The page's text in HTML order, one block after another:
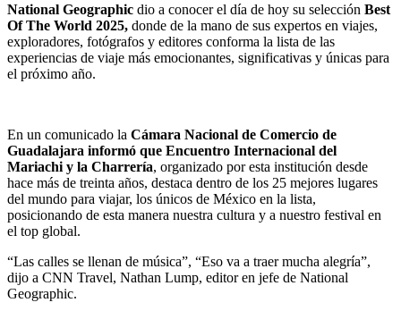
National Geographic dio a conocer el día de hoy su selección Best
Of The World 2025, donde de la mano de sus expertos en viajes,
exploradores, fotógrafos y editores conforma la lista de las
experiencias de viaje más emocionantes, significativas y únicas para
el próximo año.
En un comunicado la Cámara Nacional de Comercio de
Guadalajara informó que Encuentro Internacional del
Mariachi y la Charrería, organizado por esta institución desde
hace más de treinta años, destaca dentro de los 25 mejores lugares
del mundo para viajar, los únicos de México en la lista,
posicionando de esta manera nuestra cultura y a nuestro festival en
el top global.
“Las calles se llenan de música”, “Eso va a traer mucha alegría”,
dijo a CNN Travel, Nathan Lump, editor en jefe de National
Geographic.